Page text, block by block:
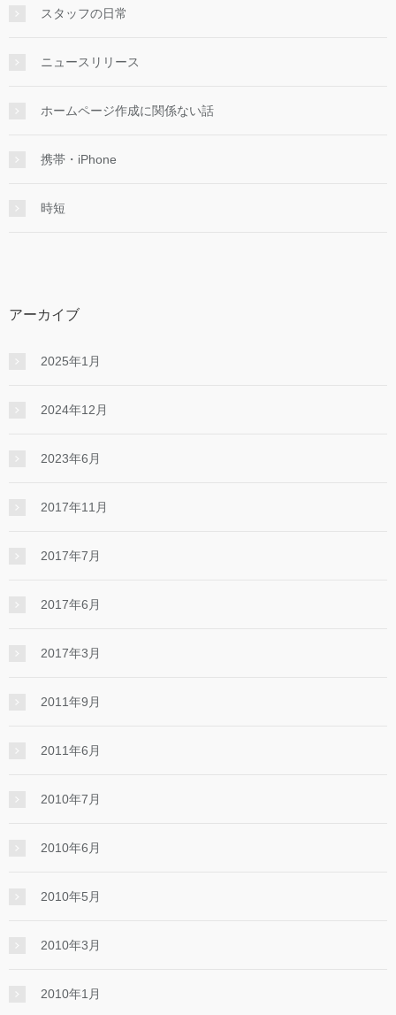
スタッフの日常
ニュースリリース
ホームページ作成に関係ない話
携帯・iPhone
時短
アーカイブ
2025年1月
2024年12月
2023年6月
2017年11月
2017年7月
2017年6月
2017年3月
2011年9月
2011年6月
2010年7月
2010年6月
2010年5月
2010年3月
2010年1月